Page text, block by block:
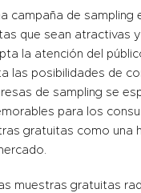
campaña de
que sean atractivas
la atención del
las posibilidades de
de sampling se
para los
gratuitas como una
muestras gratuitas